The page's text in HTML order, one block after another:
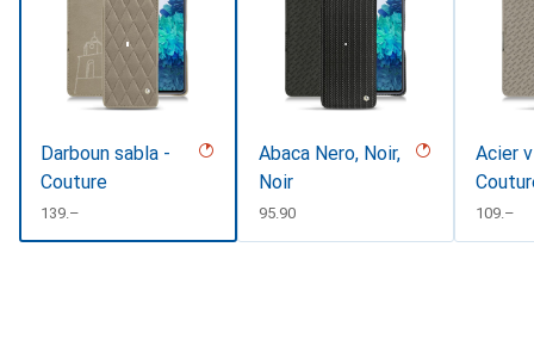
Darboun sabla -
Couture
CHF
139.–
Abaca Nero, Noir,
Noir
CHF
95.90
Acier
CHF
109.–